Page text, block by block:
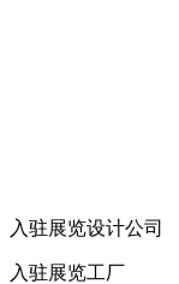
入驻展览设计公司
入驻展览工厂